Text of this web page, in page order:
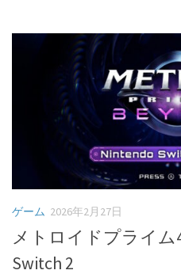
ゲーム 2026年2月27日
メトロイドプライム
Switch 2